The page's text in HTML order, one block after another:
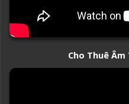
Cho Thuê Âm